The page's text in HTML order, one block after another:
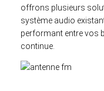
offrons plusieurs
système audio
performant entre vos
continue.